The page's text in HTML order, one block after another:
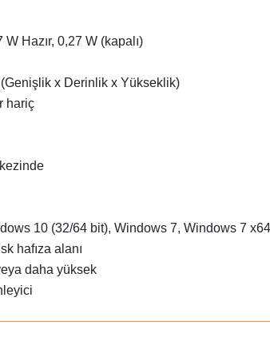
W Hazır, 0,27 W (kapalı)
x Derinlik x Yükseklik)
hariç
10 (32/64 bit), Windows 7, Windows 7
hafıza alanı
daha yüksek